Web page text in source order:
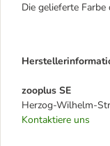
Die gelieferte
zooplus SE
Herzog-Wilhelm-
Kontaktiere uns